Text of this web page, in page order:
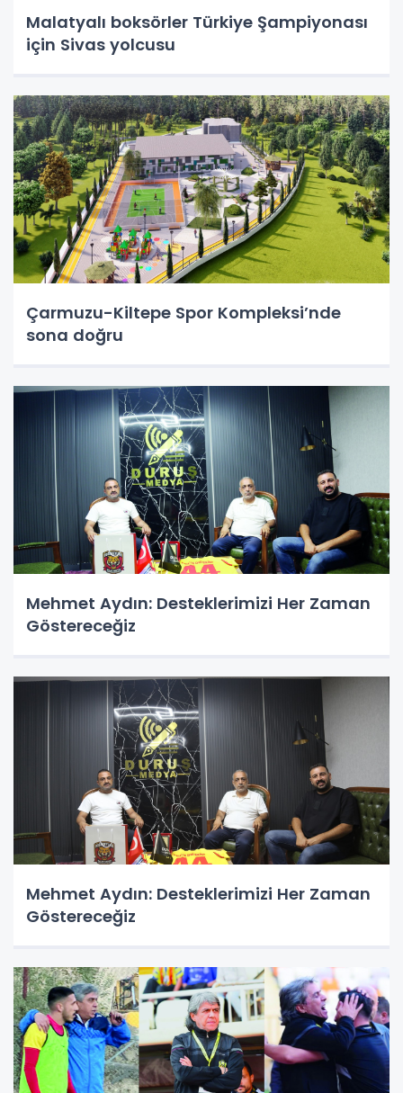
Malatyalı boksörler Türkiye Şampiyonası
için Sivas yolcusu
Çarmuzu-Kiltepe Spor Kompleksi’nde
sona doğru
Mehmet Aydın: Desteklerimizi Her Zaman
Göstereceğiz
Mehmet Aydın: Desteklerimizi Her Zaman
Göstereceğiz